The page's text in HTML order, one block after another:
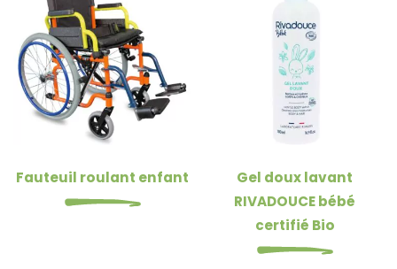
Fauteuil roulant enfant
Gel doux lavant
RIVADOUCE bébé
certifié Bio